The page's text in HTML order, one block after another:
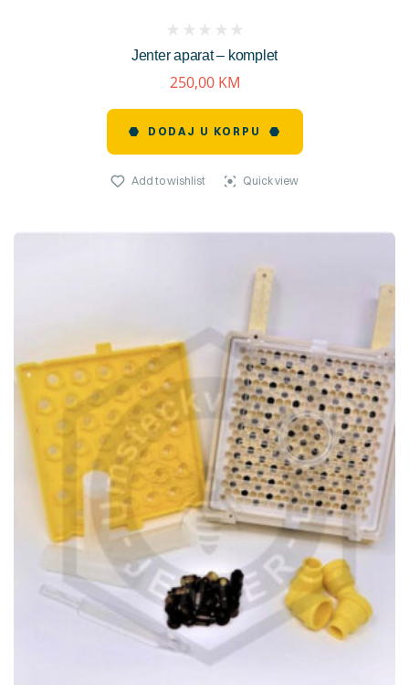
Jenter aparat – komplet
reviews)
250,00 KM
DODAJ U KORPU
Add to wishlist Quick view